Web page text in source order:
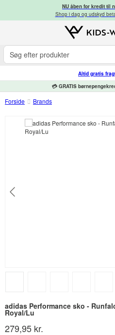
NU åben for kredit til
Shop i dag og udskyd
Altid gratis
💳 GRATIS
Forside Brands
adidas Performance sko -
Royal/Lu
279,95 kr.